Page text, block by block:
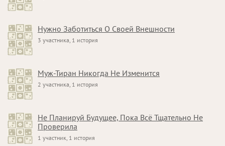
Нужно Заботиться О Своей Внешности
3 участника, 1 история
Муж-Тиран Никогда Не Изменится
2 участника, 1 история
Не Планируй Будущее, Пока Всё Тщательно Не
Проверила
1 участник, 1 история